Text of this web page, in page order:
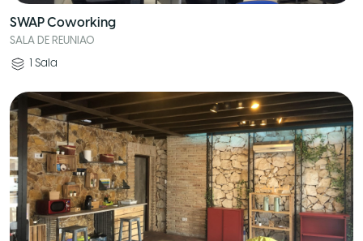
SWAP Coworking
SALA DE REUNIAO
1 Sala